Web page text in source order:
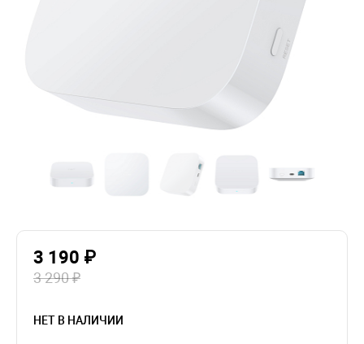
3 190 ₽
3 290 ₽
НЕТ В НАЛИЧИИ